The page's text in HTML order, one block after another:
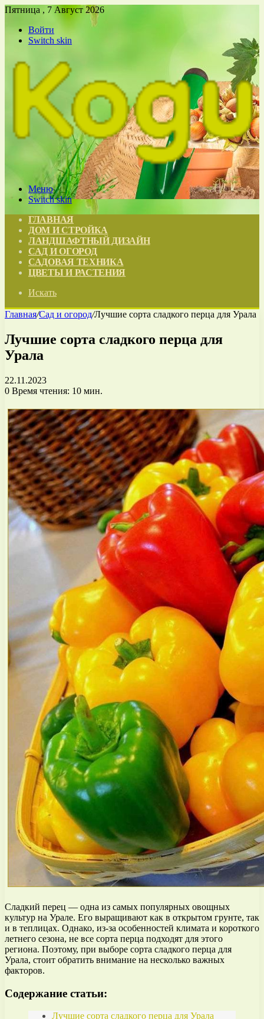
Пятница , 7 Август 2026
Войти
Switch skin
Меню
Switch skin
ГЛАВНАЯ
ДОМ И СТРОЙКА
ЛАНДШАФТНЫЙ ДИЗАЙН
САД И ОГОРОД
САДОВАЯ ТЕХНИКА
ЦВЕТЫ И РАСТЕНИЯ
Искать
Главная/Сад и огород/Лучшие сорта сладкого перца для Урала
Лучшие сорта сладкого перца для
Урала
22.11.2023
0 Время чтения: 10 мин.
Сладкий перец — одна из самых популярных овощных
культур на Урале. Его выращивают как в открытом грунте, так
и в теплицах. Однако, из-за особенностей климата и короткого
летнего сезона, не все сорта перца подходят для этого
региона. Поэтому, при выборе сорта сладкого перца для
Урала, стоит обратить внимание на несколько важных
факторов.
Содержание статьи:
Лучшие сорта сладкого перца для Урала